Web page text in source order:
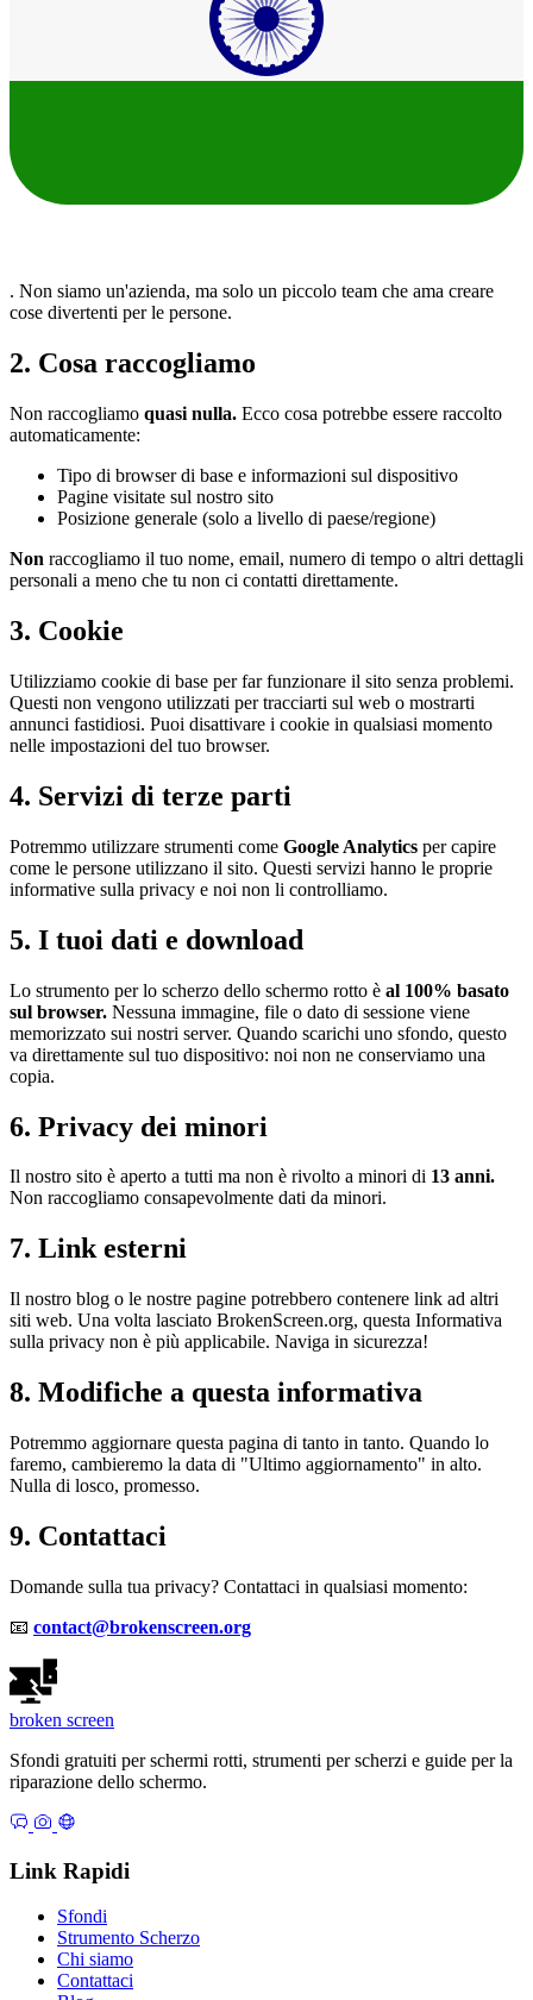
. Non siamo un'azienda, ma solo un piccolo team che ama creare
cose divertenti per le persone.
2. Cosa raccogliamo
Non raccogliamo quasi nulla. Ecco cosa potrebbe essere raccolto
automaticamente:
Tipo di browser di base e informazioni sul dispositivo
Pagine visitate sul nostro sito
Posizione generale (solo a livello di paese/regione)
Non raccogliamo il tuo nome, email, numero di tempo o altri dettagli
personali a meno che tu non ci contatti direttamente.
3. Cookie
Utilizziamo cookie di base per far funzionare il sito senza problemi.
Questi non vengono utilizzati per tracciarti sul web o mostrarti
annunci fastidiosi. Puoi disattivare i cookie in qualsiasi momento
nelle impostazioni del tuo browser.
4. Servizi di terze parti
Potremmo utilizzare strumenti come Google Analytics per capire
come le persone utilizzano il sito. Questi servizi hanno le proprie
informative sulla privacy e noi non li controlliamo.
5. I tuoi dati e download
Lo strumento per lo scherzo dello schermo rotto è al 100% basato
sul browser. Nessuna immagine, file o dato di sessione viene
memorizzato sui nostri server. Quando scarichi uno sfondo, questo
va direttamente sul tuo dispositivo: noi non ne conserviamo una
copia.
6. Privacy dei minori
Il nostro sito è aperto a tutti ma non è rivolto a minori di 13 anni.
Non raccogliamo consapevolmente dati da minori.
7. Link esterni
Il nostro blog o le nostre pagine potrebbero contenere link ad altri
siti web. Una volta lasciato BrokenScreen.org, questa Informativa
sulla privacy non è più applicabile. Naviga in sicurezza!
8. Modifiche a questa informativa
Potremmo aggiornare questa pagina di tanto in tanto. Quando lo
faremo, cambieremo la data di "Ultimo aggiornamento" in alto.
Nulla di losco, promesso.
9. Contattaci
Domande sulla tua privacy? Contattaci in qualsiasi momento:
📧 contact@brokenscreen.org
broken screen
Sfondi gratuiti per schermi rotti, strumenti per scherzi e guide per la
riparazione dello schermo.
Link Rapidi
Sfondi
Strumento Scherzo
Chi siamo
Contattaci